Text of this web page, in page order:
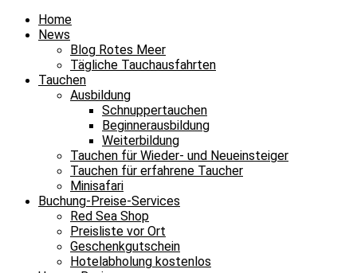
Home
News
Blog Rotes Meer
Tägliche Tauchausfahrten
Tauchen
Ausbildung
Schnuppertauchen
Beginnerausbildung
Weiterbildung
Tauchen für Wieder- und Neueinsteiger
Tauchen für erfahrene Taucher
Minisafari
Buchung-Preise-Services
Red Sea Shop
Preisliste vor Ort
Geschenkgutschein
Hotelabholung kostenlos